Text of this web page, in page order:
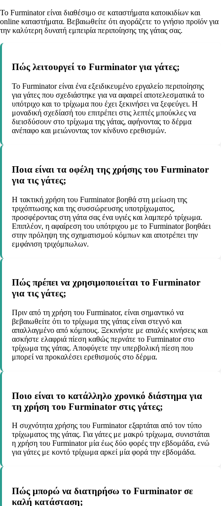
Το Furminator είναι διαθέσιμο σε καταστήματα κατοικιδίων και
online καταστήματα. Βεβαιωθείτε ότι αγοράζετε το γνήσιο προϊόν για
την καλύτερη δυνατή εμπειρία περιποίησης της γάτας σας.
Πώς λειτουργεί το Furminator για γάτες;
Το Furminator είναι ένα εξειδικευμένο εργαλείο περιποίησης
για γάτες που σχεδιάστηκε για να αφαιρεί αποτελεσματικά το
υπότριχο και το τρίχωμα που έχει ξεκινήσει να ξεφεύγει. Η
μοναδική σχεδίασή του επιτρέπει στις λεπτές μπούκλες να
διεισδύσουν στο τρίχωμα της γάτας, αφήνοντας το δέρμα
ανέπαφο και μειώνοντας τον κίνδυνο ερεθισμών.
Ποια είναι τα οφέλη της χρήσης του Furminator
για τις γάτες;
Η τακτική χρήση του Furminator βοηθά στη μείωση της
τριχόπτωσης και της συσσώρευσης υποτρίχωματος,
προσφέροντας στη γάτα σας ένα υγιές και λαμπερό τρίχωμα.
Επιπλέον, η αφαίρεση του υπότριχου με το Furminator βοηθάει
στην πρόληψη της σχηματισμού κόμπων και αποτρέπει την
εμφάνιση τριχόμπωλων.
Πώς πρέπει να χρησιμοποιείται το Furminator
για τις γάτες;
Πριν από τη χρήση του Furminator, είναι σημαντικό να
βεβαιωθείτε ότι το τρίχωμα της γάτας είναι στεγνό και
απαλλαγμένο από κόμπους. Ξεκινήστε με απαλές κινήσεις και
ασκήστε ελαφριά πίεση καθώς περνάτε το Furminator στο
τρίχωμα της γάτας. Αποφύγετε την υπερβολική πίεση που
μπορεί να προκαλέσει ερεθισμούς στο δέρμα.
Ποιο είναι το κατάλληλο χρονικό διάστημα για
τη χρήση του Furminator στις γάτες;
Η συχνότητα χρήσης του Furminator εξαρτάται από τον τύπο
τρίχωματος της γάτας. Για γάτες με μακρύ τρίχωμα, συνιστάται
η χρήση του Furminator μία έως δύο φορές την εβδομάδα, ενώ
για γάτες με κοντό τρίχωμα αρκεί μία φορά την εβδομάδα.
Πώς μπορώ να διατηρήσω το Furminator σε
καλή κατάσταση;